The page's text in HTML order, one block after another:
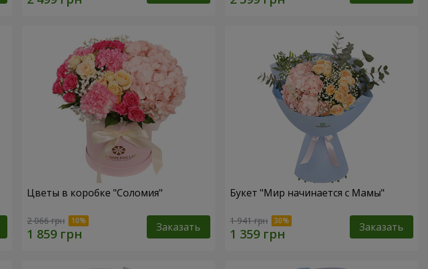
Цветы в коробке "Соломия"
2 066 грн Заказать
Букет "Мир начинается с Мамы"
1 941 грн Заказать